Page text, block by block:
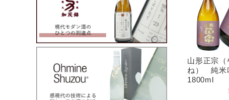
山形正宗（
ね） 純
1800ml